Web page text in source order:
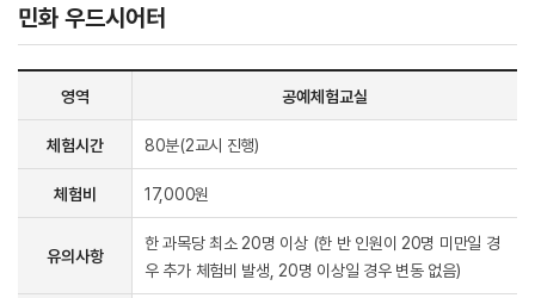
민화 우드시어터
영역 공예체험교실
체험시간 80분(2교시 진행)
체험비 17,000원
유의사항
한 과목당 최소 20명 이상 (한 반 인원이 20명 미만일 경
우 추가 체험비 발생, 20명 이상일 경우 변동 없음)